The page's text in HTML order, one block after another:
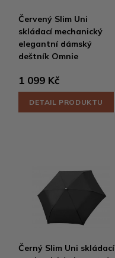
Červený Slim Uni
skládací mechanický
elegantní dámský
deštník Omnie
1 099 Kč
DETAIL PRODUKTU
Černý Slim Uni skládací